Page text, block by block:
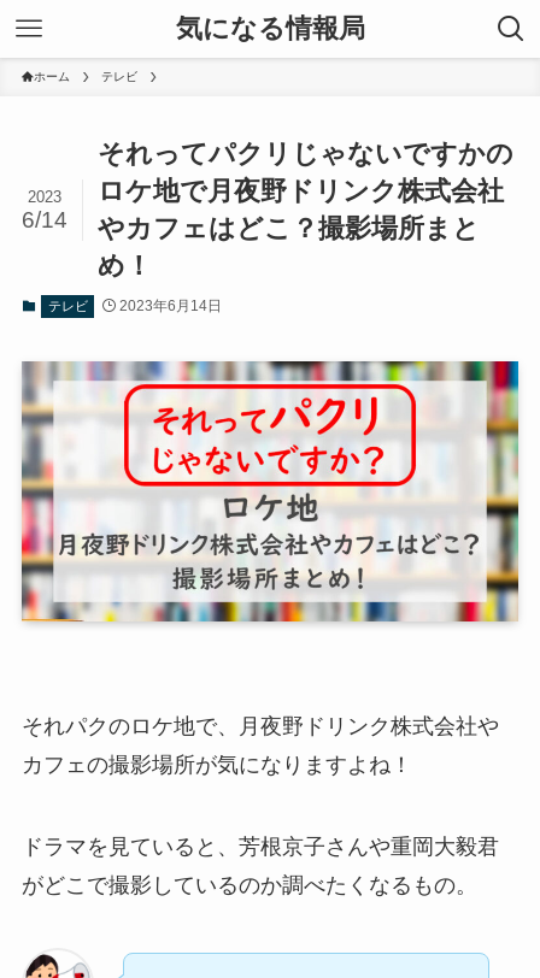
気になる情報局
ホーム テレビ
それってパクリじゃないですかの
ロケ地で月夜野ドリンク株式会社
やカフェはどこ？撮影場所まと
め！
2023
6/14
テレビ 2023年6月14日
それパクのロケ地で、月夜野ドリンク株式会社や
カフェの撮影場所が気になりますよね！
ドラマを見ていると、芳根京子さんや重岡大毅君
がどこで撮影しているのか調べたくなるもの。